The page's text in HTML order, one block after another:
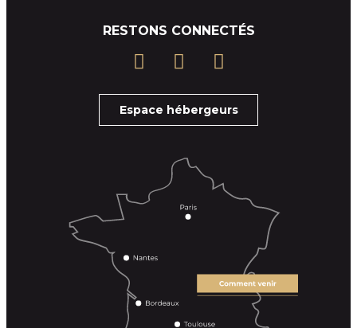
RESTONS CONNECTÉS
Espace hébergeurs